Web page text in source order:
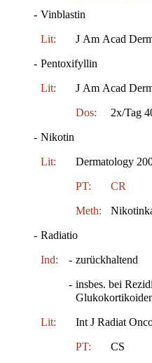
- Vinblastin
Lit: J Am Acad
- Pentoxifyllin
Lit: J Am Acad
Dos: 2x/Tag
- Nikotin
Lit: Dermatology
PT: CR
Meth:
- Radiatio
Ind: - zurückhaltend
- insbes. bei
Lit: Int J Radiat
PT: CS